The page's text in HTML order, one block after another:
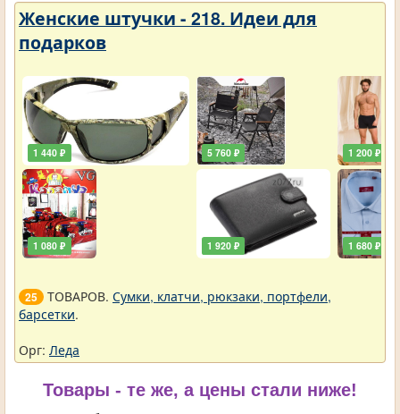
Женские штучки - 218. Идеи для
подарков
1 440 ₽
1 080 ₽
5 760 ₽
1 920 ₽
1 200 ₽
1 680 ₽
25 ТОВАРОВ. Сумки, клатчи, рюкзаки, портфели,
барсетки.
Орг: Леда
Товары - те же, а цены стали ниже!